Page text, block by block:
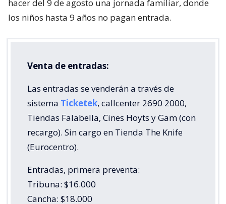
hacer del 9 de agosto una jornada familiar, donde
los niños hasta 9 años no pagan entrada.
Venta de entradas:
Las entradas se venderán a través de
sistema Ticketek, callcenter 2690 2000,
Tiendas Falabella, Cines Hoyts y Gam (con
recargo). Sin cargo en Tienda The Knife
(Eurocentro).
Entradas, primera preventa:
Tribuna: $16.000
Cancha: $18.000